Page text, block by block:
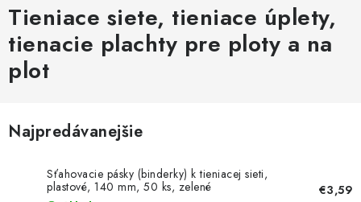
PODHRABOVÉ DOSKY
BRÁNY A BRÁNKY
PRÍSLUŠENSTVO
VYVÝŠENÉ ZÁHONY
Tieniace siete, tieniace úplety,
tienacie plachty pre ploty a na
plot
Najpredávanejšie
Sťahovacie pásky (binderky) k tieniacej sieti,
plastové, 140 mm, 50 ks, zelené
€3,59